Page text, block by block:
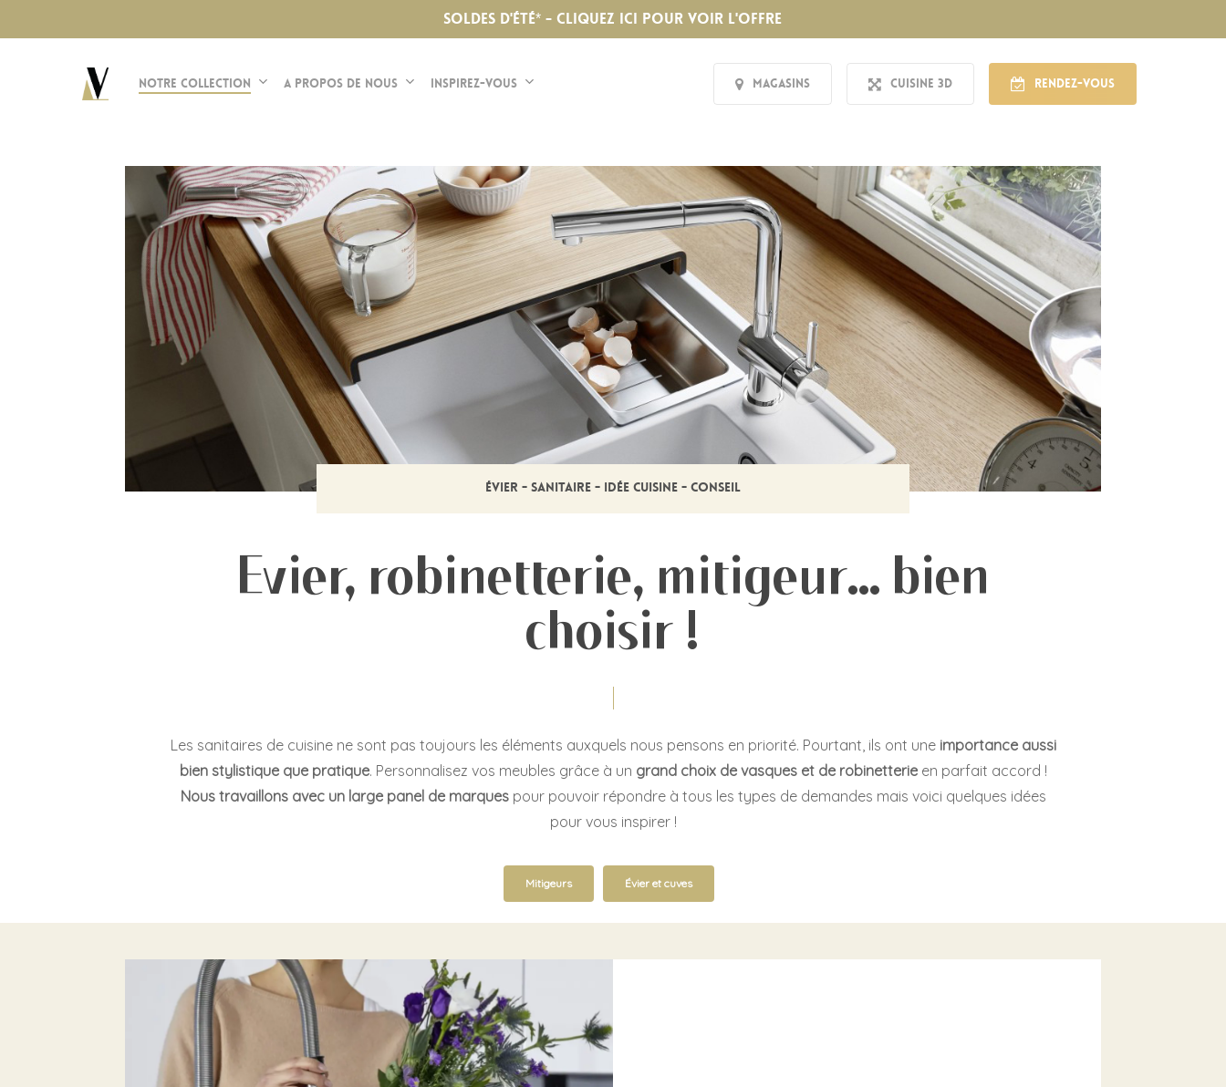
to
SOLDES D'ÉTÉ* - CLIQUEZ ICI POUR VOIR L'OFFRE
Notre Collection A propos de nous Inspirez-vous Magasins Cuisine 3D Rendez-vous
ÉVIER - SANITAIRE - IDÉE CUISINE - CONSEIL
Evier, robinetterie, mitigeur... bien
choisir !
Les sanitaires de cuisine ne sont pas toujours les éléments auxquels nous pensons en priorité. Pourtant, ils ont une importance aussi
bien stylistique que pratique. Personnalisez vos meubles grâce à un grand choix de vasques et de robinetterieen parfait accord !
Nous travaillons avec un large panel de marquespour pouvoir répondre à tous les types de demandes mais voici quelques idées
pour vous inspirer !
Mitigeurs Évier et cuves